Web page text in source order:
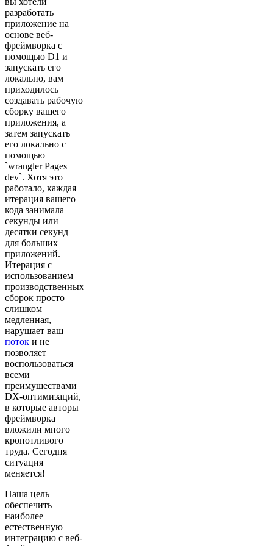
разработать
приложение на
основе веб-
фреймворка с
помощью D1 и
запускать его
локально, вам
приходилось
создавать рабочую
сборку вашего
приложения, а
затем запускать
его локально с
помощью
`wrangler Pages
dev`. Хотя это
работало, каждая
итерация вашего
кода занимала
секунды или
десятки секунд
для больших
приложений.
Итерация с
использованием
производственных
сборок просто
слишком
медленная,
нарушает ваш
поток и не
позволяет
воспользоваться
всеми
преимуществами
DX-оптимизаций,
в которые авторы
фреймворка
вложили много
кропотливого
труда. Сегодня
ситуация
меняется!
Наша цель —
обеспечить
наиболее
естественную
интеграцию с веб-